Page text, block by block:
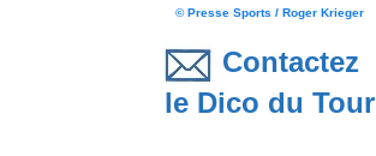
© Presse Sports / Roger Krieger
Contactez
le Dico du Tour